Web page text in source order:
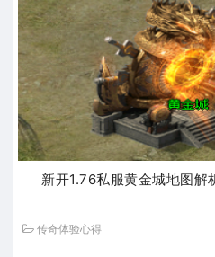
新开1.76私服黄金城地图解
传奇体验心得